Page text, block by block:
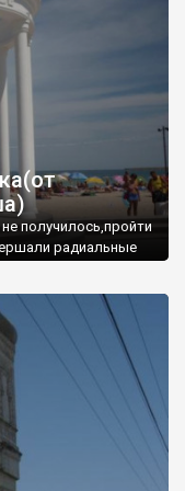
получилось,пройти
радиальные